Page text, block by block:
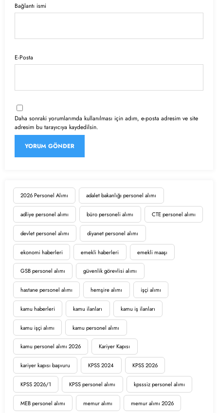
2026 Personel Alımı adalet bakanlığı personel alımı
adliye personel alımı büro personeli alımı CTE personel alımı
devlet personel alımı diyanet personel alımı
ekonomi haberleri emekli haberleri emekli maaşı
GSB personel alımı güvenlik görevlisi alımı
hastane personel alımı hemşire alımı işçi alımı
kamu haberleri kamu ilanları kamu iş ilanları
kamu işçi alımı kamu personel alımı
kamu personel alımı 2026 Kariyer Kapısı
kariyer kapısı başvuru KPSS 2024 KPSS 2026
KPSS 2026/1 KPSS personel alımı kpsssiz personel alımı
MEB personel alımı memur alımı memur alımı 2026
Bağlantı ismi
E-Posta
Daha sonraki yorumlarımda kullanılması için adım, e-posta adresim ve site
adresim bu tarayıcıya kaydedilsin.